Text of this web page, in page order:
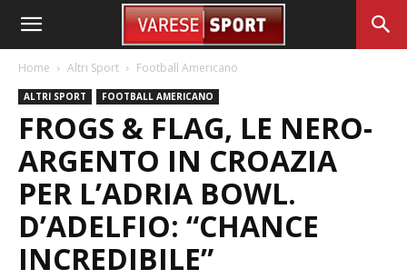
Home Altri Sport Football Americano
ALTRI SPORT FOOTBALL AMERICANO
FROGS & FLAG, LE NERO-
ARGENTO IN CROAZIA
PER L’ADRIA BOWL.
D’ADELFIO: “CHANCE
INCREDIBILE”